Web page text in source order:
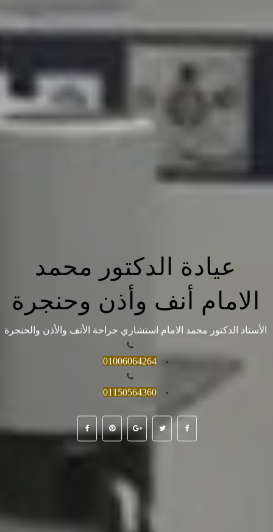
عيادة الدكتور محمد
الامام أنف وأذن وحنجرة
الأستاذ الدكتور محمد الامام استشاري جراحة الأنف والأذن والحنجرة
01006064264
01150564360